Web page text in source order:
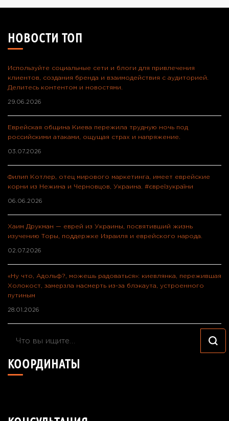
НОВОСТИ ТОП
Используйте социальные сети и блоги для привлечения
клиентов, создания бренда и взаимодействия с аудиторией.
Делитесь контентом и новостями.
29.06.2026
Еврейская община Киева пережила трудную ночь под
российскими атаками, ощущая страх и напряжение.
03.07.2026
Филип Котлер, отец мирового маркетинга, имеет еврейские
корни из Нежина и Черновцов, Украина. #євреїзукраїни
06.06.2026
Хаим Друкман — еврей из Украины, посвятивший жизнь
изучению Торы, поддержке Израиля и еврейского народа.
02.07.2026
«Ну что, Адольф?, можешь радоваться»: киевлянка, пережившая
Холокост, замерзла насмерть из-за блэкаута, устроенного
путиным
28.01.2026
Ищите
то?
КООРДИНАТЫ